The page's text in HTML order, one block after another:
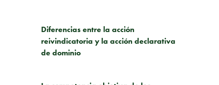
Diferencias entre la acción
reivindicatoria y la acción declarativa
de dominio